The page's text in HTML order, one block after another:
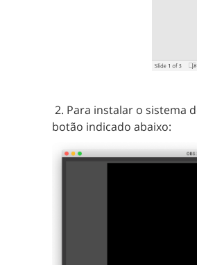
2. Para instalar o sistema
botão indicado abaixo: